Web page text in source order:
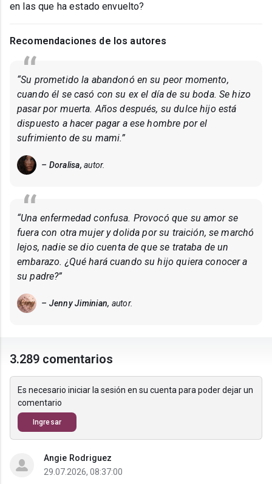
en las que ha estado envuelto?
Recomendaciones de los autores
“Su prometido la abandonó en su peor momento,
cuando él se casó con su ex el día de su boda. Se hizo
pasar por muerta. Años después, su dulce hijo está
dispuesto a hacer pagar a ese hombre por el
sufrimiento de su mami.”
– Doralisa, autor.
“Una enfermedad confusa. Provocó que su amor se
fuera con otra mujer y dolida por su traición, se marchó
lejos, nadie se dio cuenta de que se trataba de un
embarazo. ¿Qué hará cuando su hijo quiera conocer a
su padre?”
– Jenny Jiminian, autor.
3.289 comentarios
Es necesario iniciar la sesión en su cuenta para poder dejar un
comentario
Ingresar
Angie Rodriguez
29.07.2026, 08:37:00